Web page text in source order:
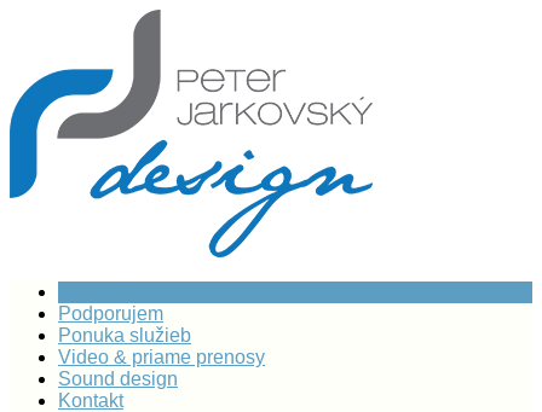
Podporujem
Ponuka služieb
Video & priame prenosy
Sound design
Kontakt